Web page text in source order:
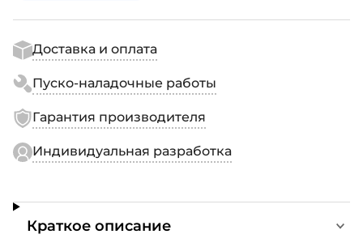
Доставка и оплата
Пуско-наладочные работы
Гарантия производителя
Индивидуальная разработка
Краткое описание